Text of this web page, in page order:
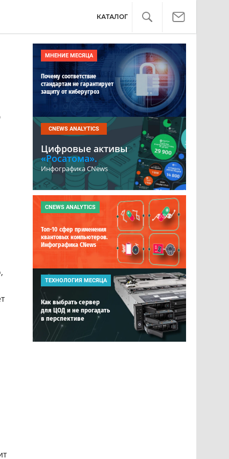
КАТАЛОГ
МНЕНИЕ МЕСЯЦА
Почему соответствие
стандартам не гарантирует
защиту от киберугроз
CNEWS ANALYTICS
Цифровые активы
«Росатома».
Инфографика CNews
CNEWS ANALYTICS
Топ-10 сфер применения
квантовых компьютеров.
Инфографика CNews
ТЕХНОЛОГИЯ МЕСЯЦА
Как выбрать сервер
для ЦОД и не прогадать
в перспективе